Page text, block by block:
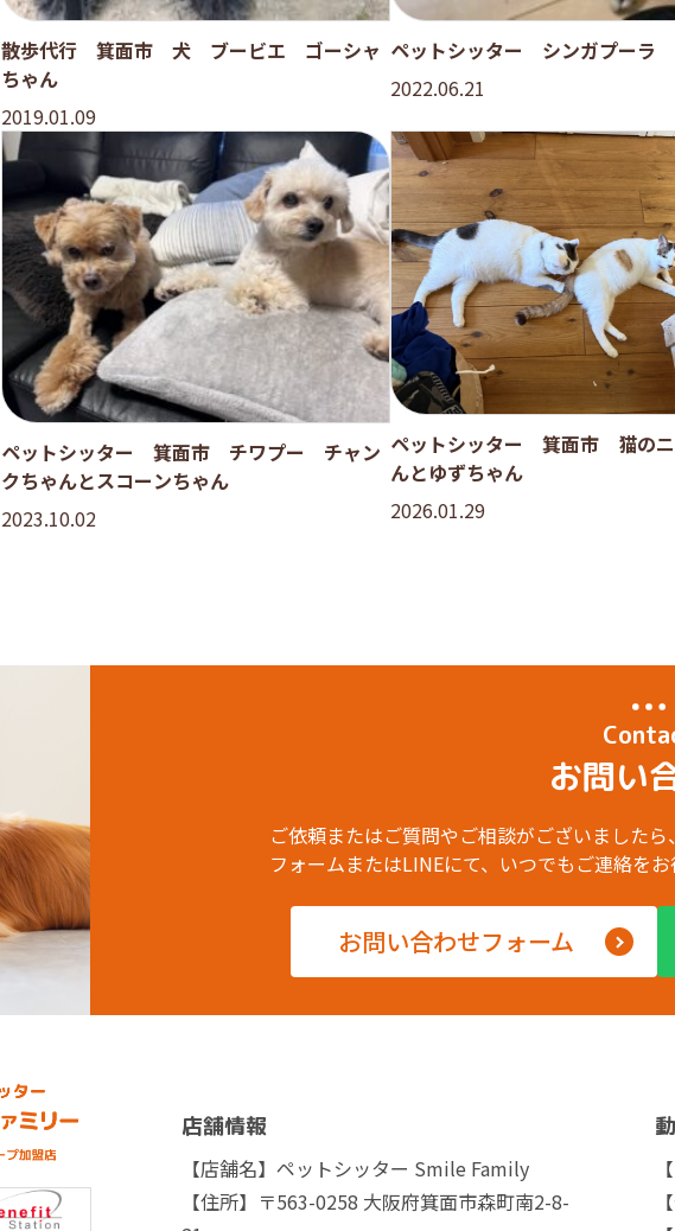
散歩代行 箕面市 犬 ブービエ ゴーシャ
ちゃん
2019.01.09
ペットシッター シンガプーラ
2022.06.21
ペットシッター 箕面市 チワプー チャン
クちゃんとスコーンちゃん
2023.10.02
ペットシッター 箕面市 猫のニ
んとゆずちゃん
2026.01.29
お問い
ご依頼またはご質問やご相談がございました
フォームまたはLINEにて、いつでもご連絡を
お問い合わせフォーム
店舗情報
【店舗名】ペットシッター Smile Family
【住所】〒563-0258 大阪府箕面市森町南2-8-